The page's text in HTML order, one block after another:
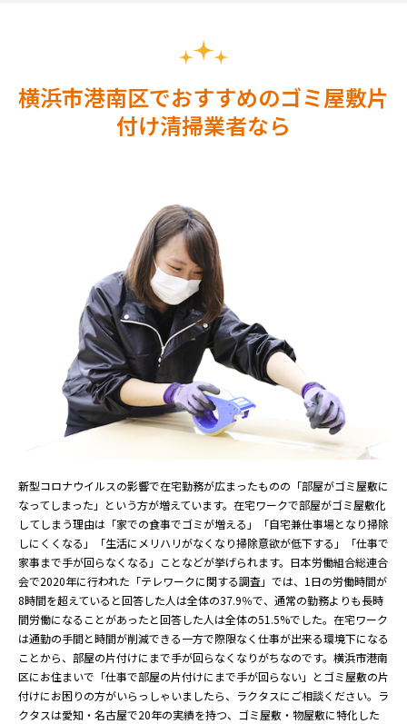
横浜市港南区でおすすめのゴミ屋敷片
付け清掃業者なら
新型コロナウイルスの影響で在宅勤務が広まったものの「部屋がゴミ屋敷に
なってしまった」という方が増えています。在宅ワークで部屋がゴミ屋敷化
してしまう理由は「家での食事でゴミが増える」「自宅兼仕事場となり掃除
しにくくなる」「生活にメリハリがなくなり掃除意欲が低下する」「仕事で
家事まで手が回らなくなる」ことなどが挙げられます。日本労働組合総連合
会で2020年に行われた「テレワークに関する調査」では、1日の労働時間が
8時間を超えていると回答した人は全体の37.9％で、通常の勤務よりも長時
間労働になることがあったと回答した人は全体の51.5%でした。在宅ワーク
は通勤の手間と時間が削減できる一方で際限なく仕事が出来る環境下になる
ことから、部屋の片付けにまで手が回らなくなりがちなのです。横浜市港南
区にお住まいで「仕事で部屋の片付けにまで手が回らない」とゴミ屋敷の片
付けにお困りの方がいらっしゃいましたら、ラクタスにご相談ください。ラ
クタスは愛知・名古屋で20年の実績を持つ、ゴミ屋敷・物屋敷に特化した